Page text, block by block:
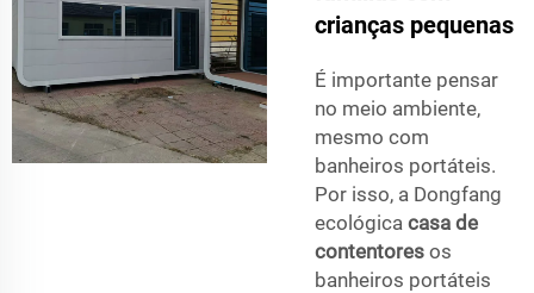
crianças pequenas
É importante pensar
no meio ambiente,
mesmo com
banheiros portáteis.
Por isso, a Dongfang
ecológica casa de
contentores os
banheiros portáteis